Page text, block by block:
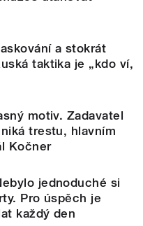
a stokrát
taktika je „kdo ví,
motiv. Zadavatel
trestu, hlavním
Kočner
jednoduché si
Pro úspěch je
každý den